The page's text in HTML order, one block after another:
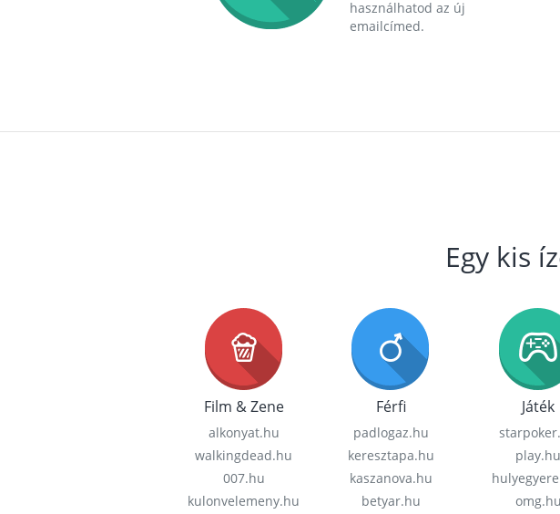
használhatod az új
emailcímed.
Egy kis
Film & Zene
alkonyat.hu
walkingdead.hu
007.hu
kulonvelemeny.hu
Férfi
padlogaz.hu
keresztapa.hu
kaszanova.hu
betyar.hu
Játék
play.hu
omg.hu